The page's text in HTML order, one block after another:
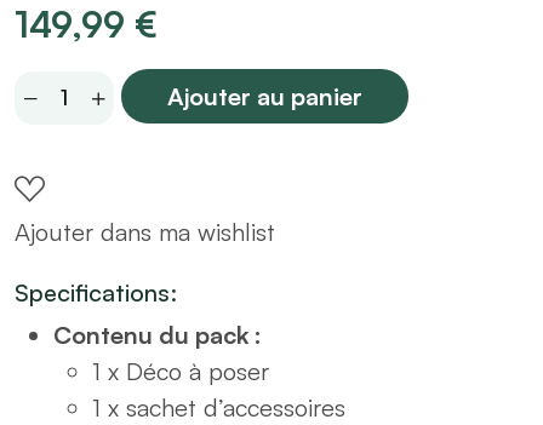
149,99 €
Grand
H200
sur
quantity
Ajouter au panier
Ajouter dans ma wishlist
Specifications:
Contenu du pack :
1 x Déco à poser
1 x sachet d’accessoires